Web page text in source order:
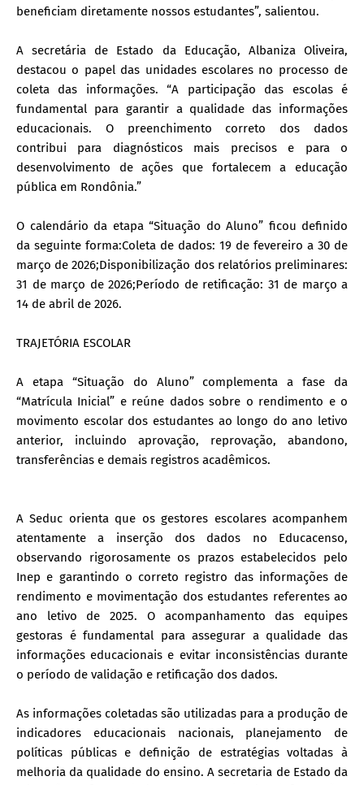
beneficiam diretamente nossos estudantes”, salientou.
A secretária de Estado da Educação, Albaniza Oliveira,
destacou o papel das unidades escolares no processo de
coleta das informações. “A participação das escolas é
fundamental para garantir a qualidade das informações
educacionais. O preenchimento correto dos dados
contribui para diagnósticos mais precisos e para o
desenvolvimento de ações que fortalecem a educação
pública em Rondônia.”
O calendário da etapa “Situação do Aluno” ficou definido
da seguinte forma:Coleta de dados: 19 de fevereiro a 30 de
março de 2026;Disponibilização dos relatórios preliminares:
31 de março de 2026;Período de retificação: 31 de março a
14 de abril de 2026.
TRAJETÓRIA ESCOLAR
A etapa “Situação do Aluno” complementa a fase da
“Matrícula Inicial” e reúne dados sobre o rendimento e o
movimento escolar dos estudantes ao longo do ano letivo
anterior, incluindo aprovação, reprovação, abandono,
transferências e demais registros acadêmicos.
A Seduc orienta que os gestores escolares acompanhem
atentamente a inserção dos dados no Educacenso,
observando rigorosamente os prazos estabelecidos pelo
Inep e garantindo o correto registro das informações de
rendimento e movimentação dos estudantes referentes ao
ano letivo de 2025. O acompanhamento das equipes
gestoras é fundamental para assegurar a qualidade das
informações educacionais e evitar inconsistências durante
o período de validação e retificação dos dados.
As informações coletadas são utilizadas para a produção de
indicadores educacionais nacionais, planejamento de
políticas públicas e definição de estratégias voltadas à
melhoria da qualidade do ensino. A secretaria de Estado da